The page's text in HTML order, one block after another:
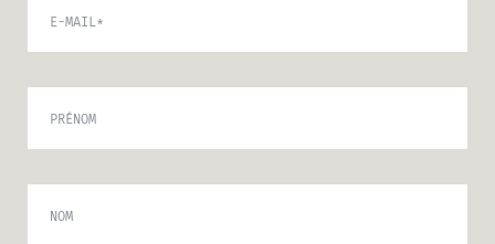
E-MAIL*
PRÉNOM
NOM